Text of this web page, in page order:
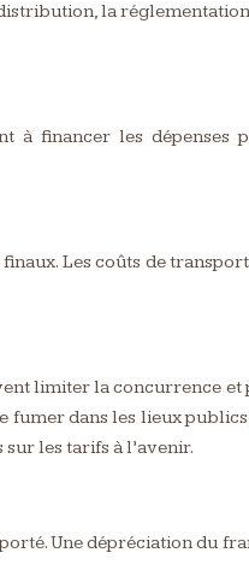
la
à financer les dépenses
Les coûts de
limiter la concurrence
fumer dans les lieux
les tarifs à l’avenir.
Une dépréciation du